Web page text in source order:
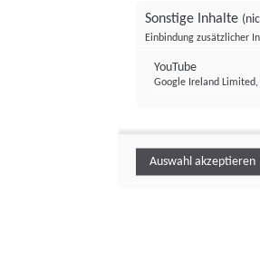
Sonstige Inhalte
Einbindung zusätzlicher
YouTube
Google Ireland Limited,
Auswahl akzeptieren